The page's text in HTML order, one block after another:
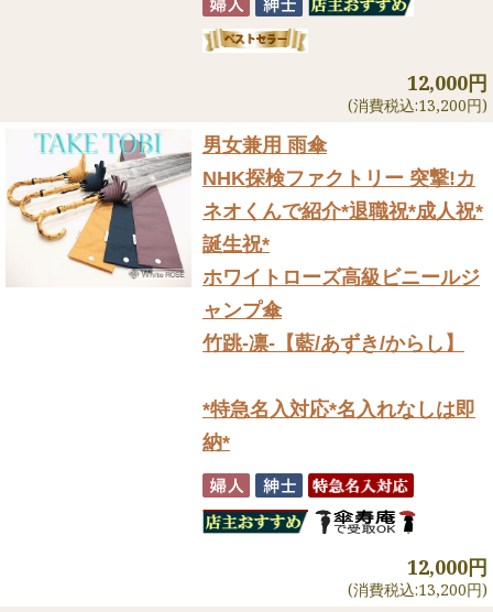
12,000円
(消費税込:13,200円)
男女兼用 雨傘
NHK探検ファクトリー 突撃!カ
ネオくんで紹介*退職祝*成人祝*
誕生祝*
ホワイトローズ高級ビニールジ
ャンプ傘
竹跳-凛-【藍/あずき/からし】
*特急名入対応*名入れなしは即
納*
12,000円
(消費税込:13,200円)